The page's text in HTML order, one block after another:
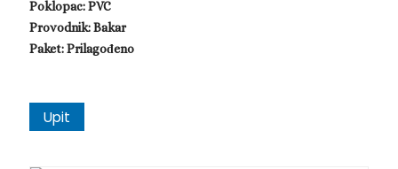
Poklopac: PVC
Provodnik: Bakar
Paket: Prilagođeno
Upit